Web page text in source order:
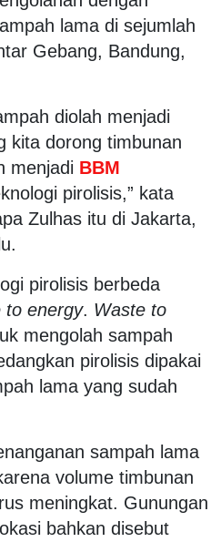
lama di sejumlah
Gebang, Bandung,
diolah menjadi
kita dorong timbunan
menjadi BBM
pirolisis,” kata
Zulhas itu di Jakarta,
pirolisis berbeda
to energy. Waste to
mengolah sampah
pirolisis dipakai
lama yang sudah
sampah lama
volume timbunan
meningkat. Gunungan
bahkan disebut